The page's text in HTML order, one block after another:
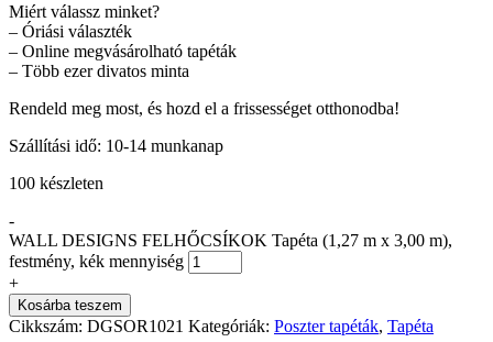
Miért válassz minket?
– Óriási választék
– Online megvásárolható tapéták
– Több ezer divatos minta
Rendeld meg most, és hozd el a frissességet otthonodba!
Szállítási idő: 10-14 munkanap
100 készleten
-
WALL DESIGNS FELHŐCSÍKOK Tapéta (1,27 m x 3,00 m),
festmény, kék mennyiség
+
Kosárba teszem
Cikkszám: DGSOR1021 Kategóriák: Poszter tapéták, Tapéta